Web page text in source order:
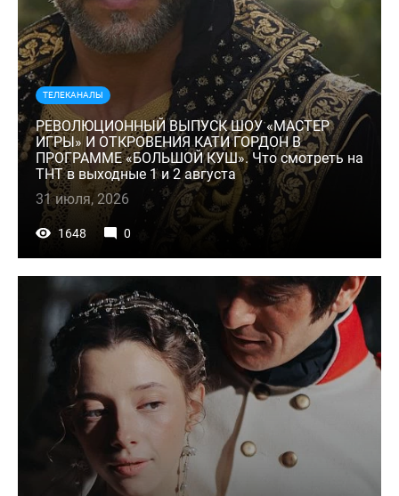
ТЕЛЕКАНАЛЫ
РЕВОЛЮЦИОННЫЙ ВЫПУСК ШОУ «МАСТЕР
ИГРЫ» И ОТКРОВЕНИЯ КАТИ ГОРДОН В
ПРОГРАММЕ «БОЛЬШОЙ КУШ». Что смотреть на
ТНТ в выходные 1 и 2 августа
31 июля, 2026
1648 0